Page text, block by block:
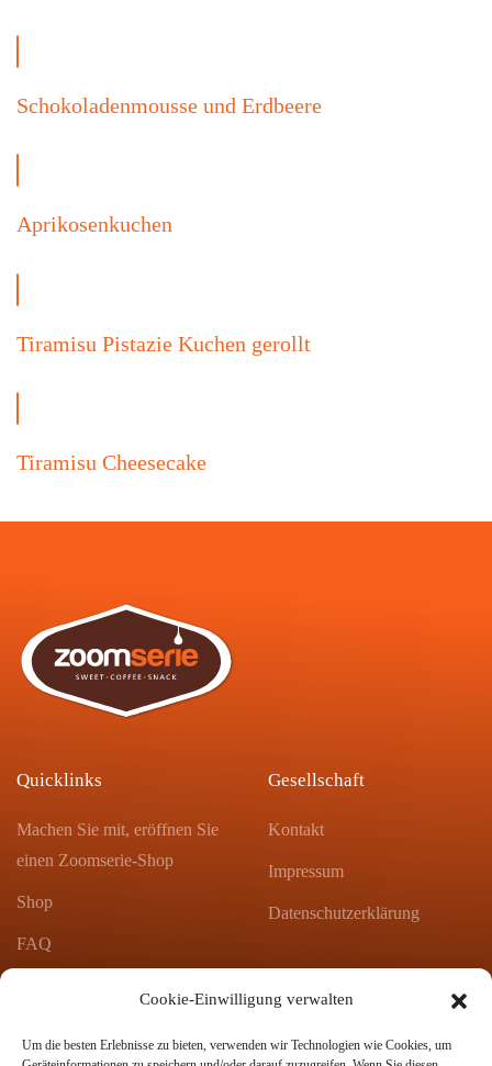
Cookie-Einwilligung verwalten
Um die besten Erlebnisse zu bieten, verwenden wir Technologien wie Cookies, um
Schokoladenmousse und Erdbeere
Aprikosenkuchen
Tiramisu Pistazie Kuchen gerollt
Tiramisu Cheesecake
Quicklinks
Machen Sie mit, eröffnen Sie
einen Zoomserie-Shop
Shop
FAQ
Gesellschaft
Kontakt
Impressum
Datenschutzerklärung